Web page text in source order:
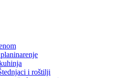
i roštilji